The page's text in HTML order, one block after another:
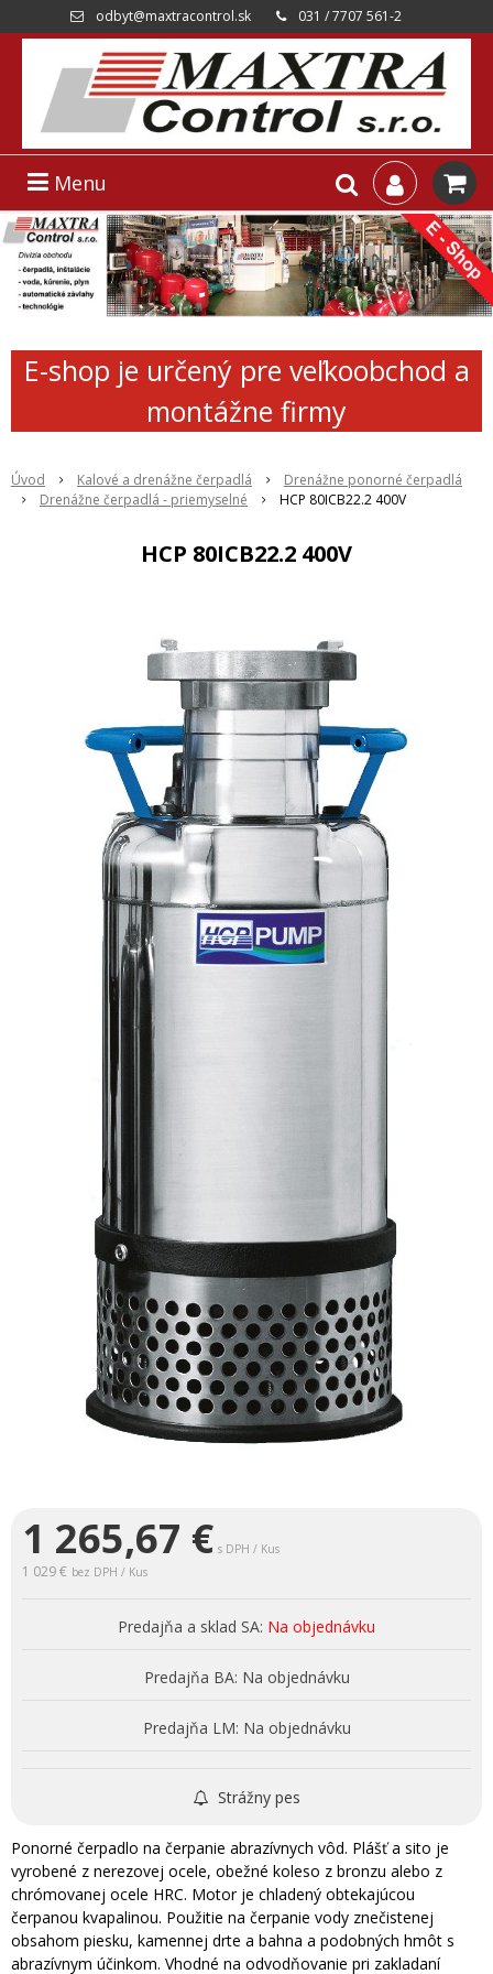
odbyt@maxtracontrol.sk 031 / 7707 561-2
Menu
E-shop je určený pre veľkoobchod a
montážne firmy
Úvod Kalové a drenážne čerpadlá
Drenážne ponorné čerpadlá
Drenážne čerpadlá - priemyselné
HCP 80ICB22.2 400V
HCP 80ICB22.2 400V
1 265,67 € s DPH / Kus
1 029 € bez DPH / Kus
Predajňa a sklad SA: Na objednávku
Predajňa BA: Na objednávku
Predajňa LM: Na objednávku
Strážny pes
Ponorné čerpadlo na čerpanie abrazívnych vôd. Plášť a sito je
vyrobené z nerezovej ocele, obežné koleso z bronzu alebo z
chrómovanej ocele HRC. Motor je chladený obtekajúcou
čerpanou kvapalinou. Použitie na čerpanie vody znečistenej
obsahom piesku, kamennej drte a bahna a podobných hmôt s
abrazívnym účinkom. Vhodné na odvodňovanie pri zakladaní